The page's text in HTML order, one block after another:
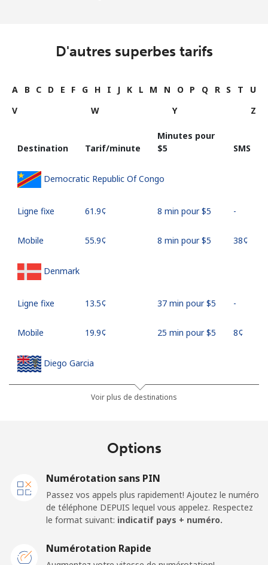
D'autres superbes tarifs
A B C D E F G H I J K L M N O P Q R S T
U
V
W Y Z
Destination Tarif/minute
Minutes pour
⁦$5⁩
SMS
Democratic Republic Of Congo
Ligne fixe ⁦61.9¢⁩ 8 min pour ⁦$5⁩ -
Mobile ⁦55.9¢⁩ 8 min pour ⁦$5⁩ ⁦38¢⁩
Denmark
Ligne fixe ⁦13.5¢⁩ 37 min pour ⁦$5⁩ -
Mobile ⁦19.9¢⁩ 25 min pour ⁦$5⁩ ⁦8¢⁩
Diego Garcia
⁦185.5¢⁩ 2 min pour ⁦$5⁩
Ligne fixe
⁦43.5¢⁩ 11 min pour ⁦$5⁩
Dominica
Voir plus de destinations
Options
Numérotation sans PIN
Passez vos appels plus rapidement! Ajoutez le numéro
de téléphone DEPUIS lequel vous appelez. Respectez
le format suivant: indicatif pays + numéro.
Numérotation Rapide